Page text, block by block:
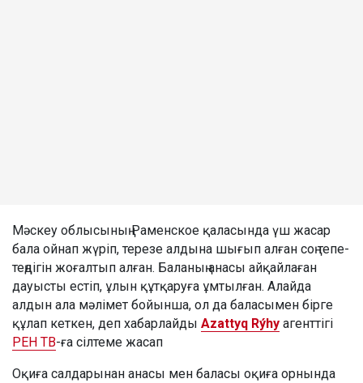
Мәскеу облысының Раменское қаласында үш жасар
бала ойнап жүріп, терезе алдына шығып алған соң тепе-
теңдігін жоғалтып алған. Баланың анасы айқайлаған
дауысты естіп, ұлын құтқаруға ұмтылған. Алайда
алдын ала мәлімет бойынша, ол да баласымен бірге
құлап кеткен, деп хабарлайды Azattyq Rýhy агенттігі
РЕН ТВ-ға сілтеме жасап
Оқиға салдарынан анасы мен баласы оқиға орнында